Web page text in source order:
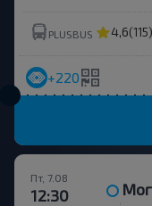
PLUSBUS 4,6(115)
+220
Пт, 7.08
12:30